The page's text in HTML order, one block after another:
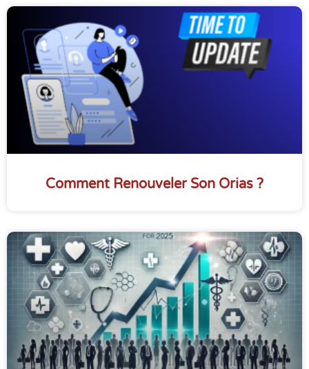
Comment Renouveler Son Orias ?